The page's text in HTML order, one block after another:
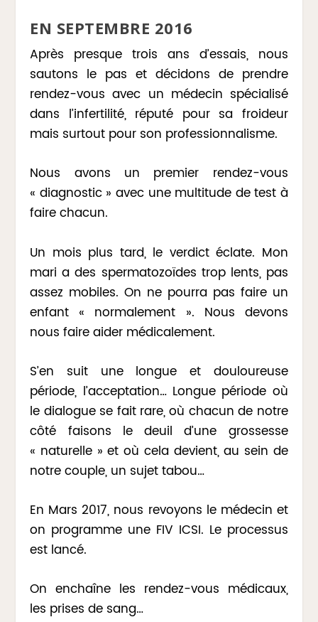
EN SEPTEMBRE 2016
Après presque trois ans d’essais, nous
sautons le pas et décidons de prendre
rendez-vous avec un médecin spécialisé
dans l’infertilité, réputé pour sa froideur
mais surtout pour son professionnalisme.
Nous avons un premier rendez-vous
« diagnostic » avec une multitude de test à
faire chacun.
Un mois plus tard, le verdict éclate. Mon
mari a des spermatozoïdes trop lents, pas
assez mobiles. On ne pourra pas faire un
enfant « normalement ». Nous devons
nous faire aider médicalement.
S’en suit une longue et douloureuse
période, l’acceptation… Longue période où
le dialogue se fait rare, où chacun de notre
côté faisons le deuil d’une grossesse
« naturelle » et où cela devient, au sein de
notre couple, un sujet tabou…
En Mars 2017, nous revoyons le médecin et
on programme une FIV ICSI. Le processus
est lancé.
On enchaîne les rendez-vous médicaux,
les prises de sang…